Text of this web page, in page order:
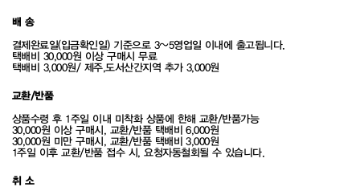
배 송
결제완료일(입금확인일) 기준으로 3~5영업일 이내에 출고됩니다.
택배비 30,000원 이상 구매시 무료
택배비 3,000원/ 제주,도서산간지역 추가 3,000원
교환/반품
상품수령 후 1주일 이내 미착화 상품에 한해 교환/반품가능
30,000원 이상 구매시, 교환/반품 택배비 6,000원
30,000원 미만 구매시, 교환/반품 택배비 3,000원
1주일 이후 교환/반품 접수 시, 요청자동철회될 수 있습니다.
취 소